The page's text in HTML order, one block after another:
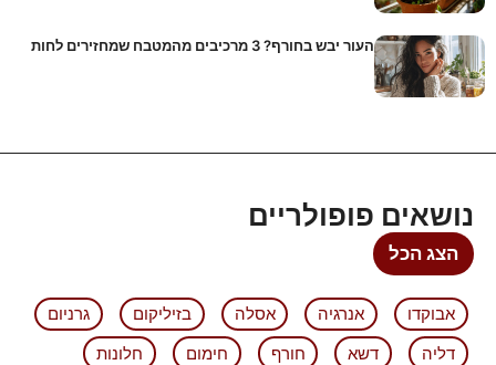
העור יבש בחורף? 3 מרכיבים מהמטבח שמחזירים לחות
נושאים פופולריים
הצג הכל
אבוקדו אנרגיה אסלה בזיליקום
גרניום
דליה
דשא חורף חימום
חלונות